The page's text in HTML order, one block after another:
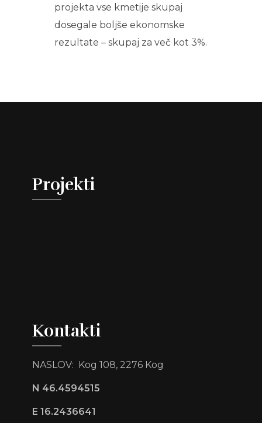
projekta vse kmetije skupaj
dosegale boljše ekonomske
rezultate – skupaj za več kot 3%.
Projekti
Kontakti
NASLOV: Kog 108, 2276 Kog
N 46.4594515
E 16.2436641